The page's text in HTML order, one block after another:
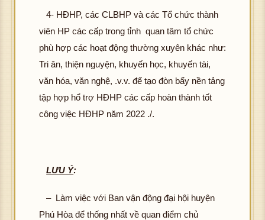
4- HĐHP, các CLBHP và các Tổ chức thành
viên HP các cấp trong tỉnh quan tâm tổ chức
phù hợp các hoạt động thường xuyên khác như:
Tri ân, thiện nguyện, khuyến học, khuyến tài,
văn hóa, văn nghệ, .v.v. để tạo đòn bẩy nền tảng
tập hợp hổ trợ HĐHP các cấp hoàn thành tốt
công việc HĐHP năm 2022 ./.
LƯU Ý:
– Làm việc với Ban vận động đại hội huyện
Phú Hòa để thống nhất về quan điểm chủ